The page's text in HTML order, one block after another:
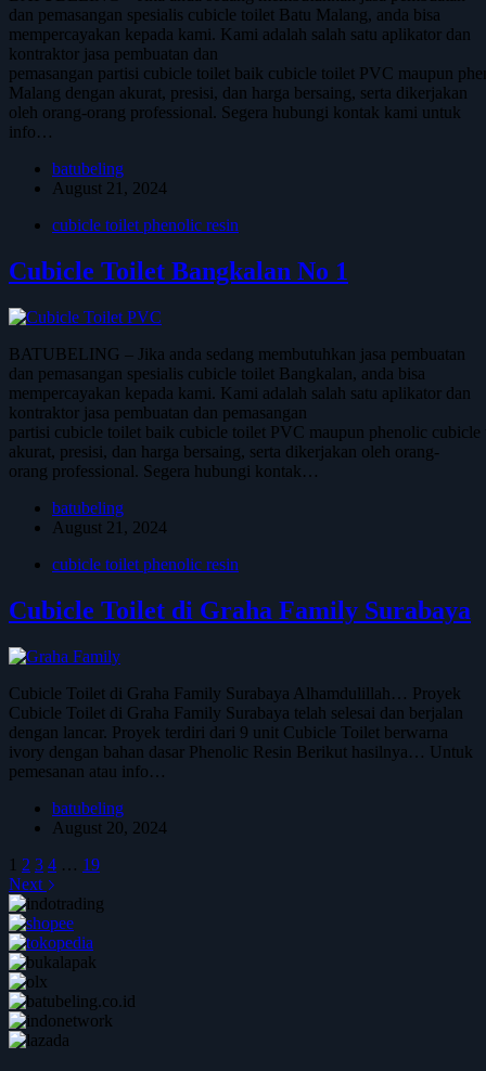
dan pemasangan spesialis cubicle toilet Batu Malang, anda bisa
mempercayakan kepada kami. Kami adalah salah satu aplikator dan
kontraktor jasa pembuatan dan
pemasangan partisi cubicle toilet baik cubicle toilet PVC maupun
Malang dengan akurat, presisi, dan harga bersaing, serta dikerjakan
oleh orang-orang professional. Segera hubungi kontak kami untuk
info…
batubeling
August 21, 2024
cubicle toilet phenolic resin
Cubicle Toilet Bangkalan No 1
BATUBELING – Jika anda sedang membutuhkan jasa pembuatan
dan pemasangan spesialis cubicle toilet Bangkalan, anda bisa
mempercayakan kepada kami. Kami adalah salah satu aplikator dan
kontraktor jasa pembuatan dan pemasangan
partisi cubicle toilet baik cubicle toilet PVC maupun phenolic cubicle
akurat, presisi, dan harga bersaing, serta dikerjakan oleh orang-
orang professional. Segera hubungi kontak…
batubeling
August 21, 2024
cubicle toilet phenolic resin
Cubicle Toilet di Graha Family Surabaya
Cubicle Toilet di Graha Family Surabaya Alhamdulillah… Proyek
Cubicle Toilet di Graha Family Surabaya telah selesai dan berjalan
dengan lancar. Proyek terdiri dari 9 unit Cubicle Toilet berwarna
ivory dengan bahan dasar Phenolic Resin Berikut hasilnya… Untuk
pemesanan atau info…
batubeling
August 20, 2024
1 2 3 4 … 19
Next